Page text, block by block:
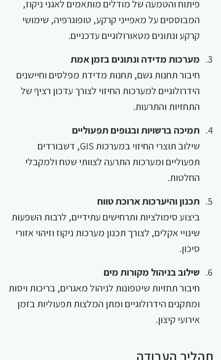
פיתוח והטמעה של מודלים מותאמים לאגני ניקוז,
המבוססים על מאפייני קרקע, טופוגרפיה, שימושי
קרקע ונתונים מטאורולוגיים עדכניים.
מערכות מדידה ונתונים בזמן אמת
חיבור תחנות גשם, תחנות מדידת מפלסים וחיישנים
הידרולוגיים למערכות החיזוי לצורך עדכון רציף של
התחזיות והתרעות.
תמיכה ברשויות ובגופים תפעוליים
שילוב תוצרי החיזוי במערכות GIS, דשבורדים
תפעוליים ומערכות התרעה לצוותי שטח ולמקבלי
החלטות.
תכנון והיערכות ארוכת טווח
ביצוע סימולציות ותרחישים עתידיים, לרבות השפעות
שינויי אקלים, לצורך תכנון מערכות ניקוז וזיהוי אזורי
סיכון.
שילוב בניהול מקורות מים
חיבור תחזיות שיטפונות לניהול מאגרים, בריכות ויסות
ומתקנים הידרולוגיים ומתן המלצות תפעוליות בזמן
אירועי קיצון.
תהליך העבודה